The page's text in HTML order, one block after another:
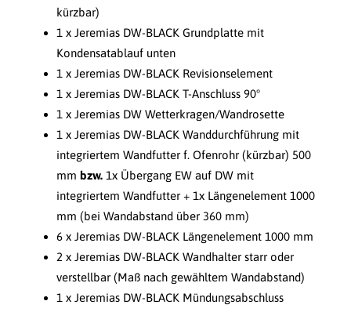
kürzbar)
1 x Jeremias DW-BLACK Grundplatte mit
Kondensatablauf unten
1 x Jeremias DW-BLACK Revisionselement
1 x Jeremias DW-BLACK T-Anschluss 90°
1 x Jeremias DW Wetterkragen/Wandrosette
1 x Jeremias DW-BLACK Wanddurchführung mit
integriertem Wandfutter f. Ofenrohr (kürzbar) 500
mm bzw. 1x Übergang EW auf DW mit
integriertem Wandfutter + 1x Längenelement 1000
mm (bei Wandabstand über 360 mm)
6 x Jeremias DW-BLACK Längenelement 1000 mm
2 x Jeremias DW-BLACK Wandhalter starr oder
verstellbar (Maß nach gewähltem Wandabstand)
1 x Jeremias DW-BLACK Mündungsabschluss